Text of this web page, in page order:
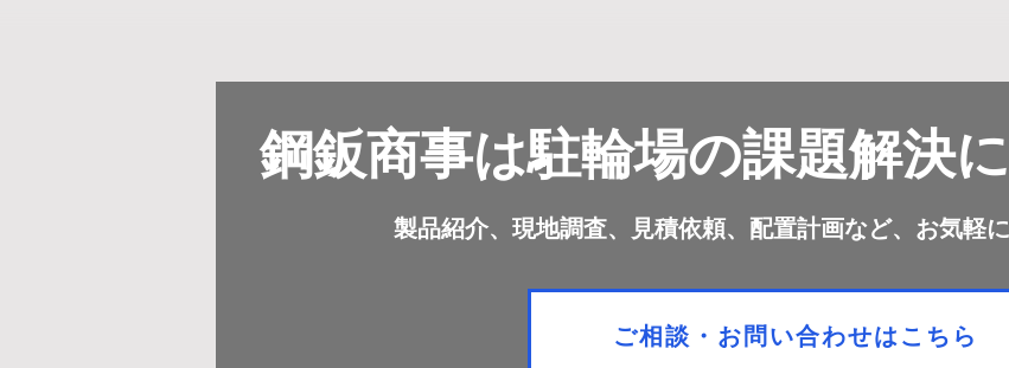
鋼鈑商事は駐輪場の課題解決
製品紹介、現地調査、見積依頼、配置計画など、お気軽に
ご相談・お問い合わせはこちら